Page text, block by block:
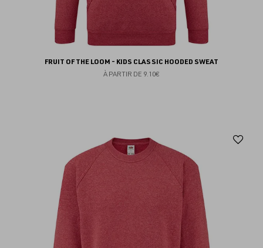
FRUIT OF THE LOOM - KIDS CLASSIC HOODED SWEAT
À PARTIR DE 9.10€